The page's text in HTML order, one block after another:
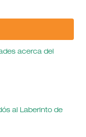
acerca del
al Laberinto de